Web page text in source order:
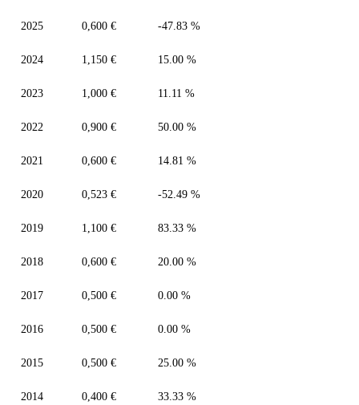
2025 0,600 € -47.83 %
2024 1,150 € 15.00 %
2023 1,000 € 11.11 %
2022 0,900 € 50.00 %
2021 0,600 € 14.81 %
2020 0,523 € -52.49 %
2019 1,100 € 83.33 %
2018 0,600 € 20.00 %
2017 0,500 € 0.00 %
2016 0,500 € 0.00 %
2015 0,500 € 25.00 %
2014 0,400 € 33.33 %